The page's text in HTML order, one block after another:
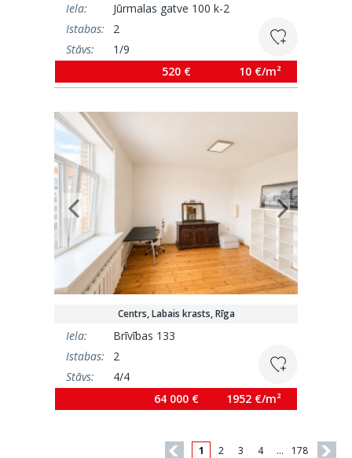
Iela:
Jūrmalas gatve 100 k-2
Istabas:
2
Stāvs:
1/9
520 € 10 €/m²
Centrs, Labais krasts, Rīga
Iela:
Brīvības 133
Istabas:
2
Stāvs:
4/4
64 000 € 1952 €/m²
1 2 3 4 … 178